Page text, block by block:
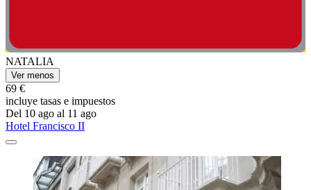
NATALIA
Ver menos
69 €
incluye tasas e impuestos
Del 10 ago al 11 ago
Hotel Francisco II